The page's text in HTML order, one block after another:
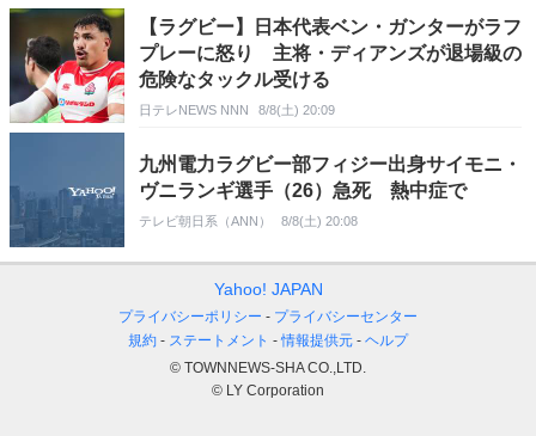
【ラグビー】日本代表ベン・ガンターがラフ
プレーに怒り 主将・ディアンズが退場級の
危険なタックル受ける
日テレNEWS NNN 8/8(土) 20:09
九州電力ラグビー部フィジー出身サイモニ・
ヴニランギ選手（26）急死 熱中症で
テレビ朝日系（ANN） 8/8(土) 20:08
Yahoo! JAPAN
プライバシーポリシー
プライバシーセンター
規約
ステートメント 情報提供元
ヘルプ
© TOWNNEWS-SHA CO.,LTD.
© LY Corporation